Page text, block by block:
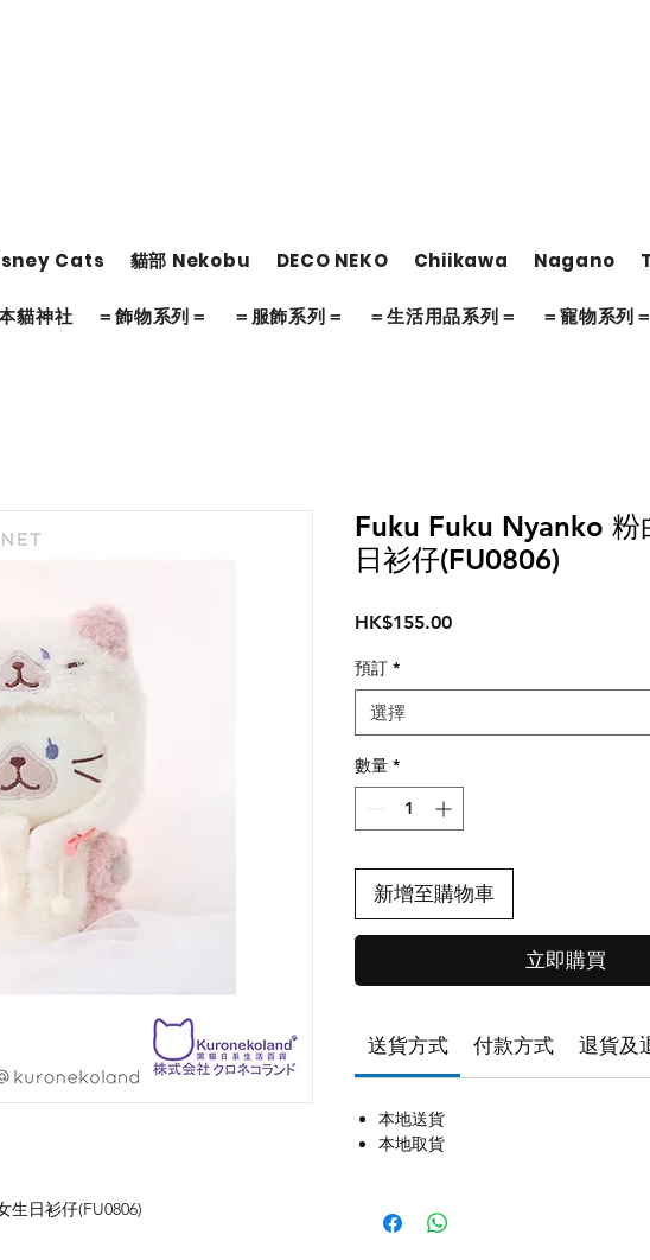
Cats 貓部 Nekobu DECO NEKO Chiikawa Nagano
貓神社 ＝飾物系列＝ ＝服飾系列＝ ＝生活用品系列＝ ＝寵物系列＝
日衫仔(FU0806)
Fuku Fuku Nyanko 粉
日衫仔(FU0806)
HK$155.00價
預訂 *
選擇
數量 *
新增至購物車
立即購買
送貨方式 付款方式 退貨及
本地送貨
本地取貨